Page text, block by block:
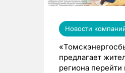
Новости
предлагает
региона перейти